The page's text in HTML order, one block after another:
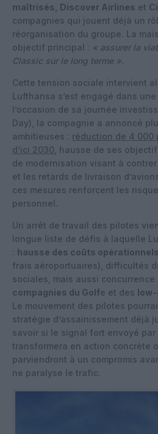
maîtrisés, Discover Airlines et
compagnies qui jouent déjà un
réorganisation du groupe. La
objectif principal : « assurer la
Classic sur le long terme ».
Cette tension sociale intervient
Lufthansa s’est engagé dans
l’occasion de sa journée
Day), la compagnie a annoncé
ambitieuses : réduction de 4 000
d’ici 2030 , hausse de ses
de modernisation visant à
et les retards de livraison
ces mesures renforcent les
personnel.
Un arrêt de travail des pilotes
longue liste de défis à laquelle
: hausse des coûts opérationnels
frais aéroportuaires), difficultés
sociales, mais aussi concurrence
compagnies du Golfe et des
Le mouvement des pilotes
stratégie d’assainissement déjà
savoir si le signal fort envoyé
transformera en action concrète
parviendront à un compromis
ne paralyse le trafic.